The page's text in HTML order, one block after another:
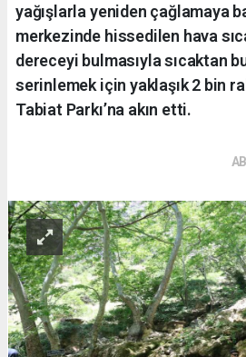
yağışlarla yeniden çağlamaya
merkezinde hissedilen hava
dereceyi bulmasıyla sıcaktan
serinlemek için yaklaşık 2 bin
Tabiat Parkı’na akın etti.